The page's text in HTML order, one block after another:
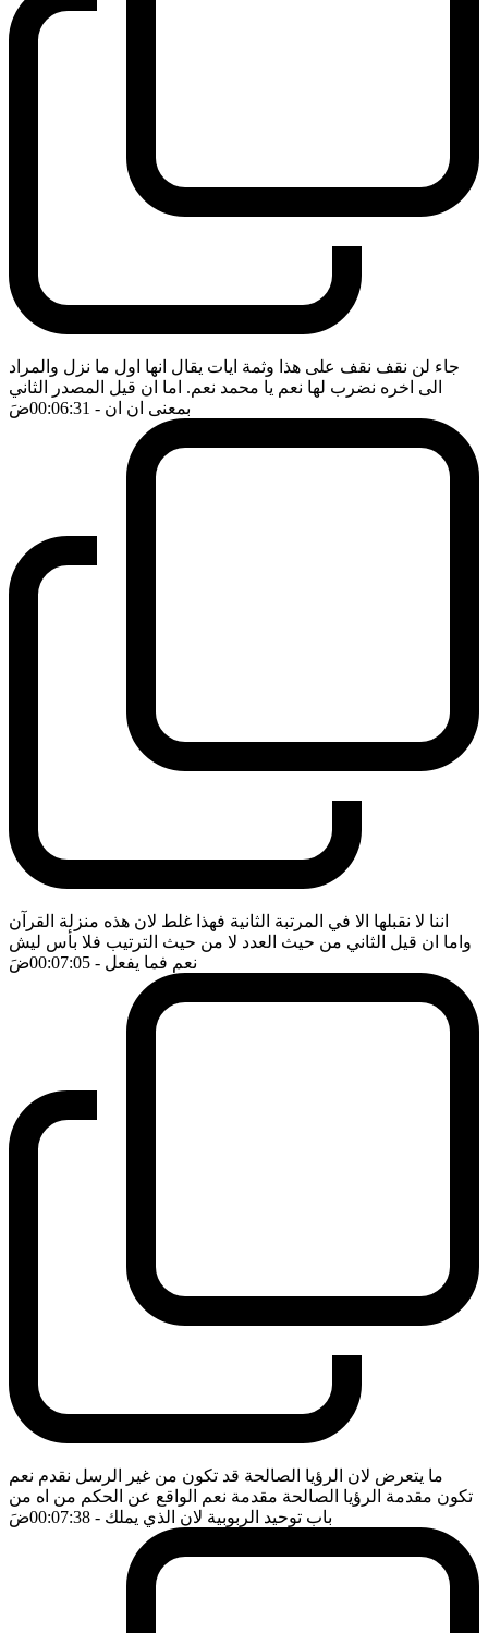
جاء لن نقف نقف على هذا وثمة ايات يقال انها اول ما نزل والمراد
الى اخره نضرب لها نعم يا محمد نعم. اما ان قيل المصدر الثاني
بمعنى ان ان - 00:06:31 ضَ
اننا لا نقبلها الا في المرتبة الثانية فهذا غلط لان هذه منزلة القرآن
واما ان قيل الثاني من حيث العدد لا من حيث الترتيب فلا بأس ليش
نعم فما يفعل - 00:07:05 ضَ
ما يتعرض لان الرؤيا الصالحة قد تكون من غير الرسل نقدم نعم
تكون مقدمة الرؤيا الصالحة مقدمة نعم الواقع عن الحكم من اه من
باب توحيد الربوبية لان الذي يملك - 00:07:38 ضَ